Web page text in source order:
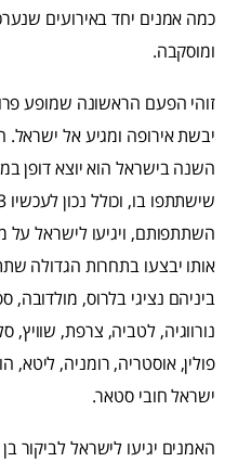
כמה אמנים יחד באירועים
ומוסקבה.
זוהי הפעם הראשונה שמופע
יבשת אירופה ומגיע אל ישראל.
השנה בישראל הוא יוצא דופן
השתתפותם, ויגיעו לישראל
אותו יבצעו בתחרות הגדולה
ביניהם נציגי בלרוס, מולדובה,
נורווגיה, לטביה, צרפת, שוויץ,
פולין, אוסטריה, רומניה, ליטא,
ישראל חובי סטאר.
האמנים יגיעו לישראל לביקור